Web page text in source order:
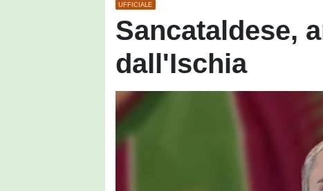
UFFICIALE
Sancataldese,
dall'Ischia